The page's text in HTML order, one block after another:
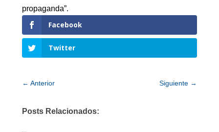
propaganda”.
Facebook
Twitter
← Anterior Siguiente →
Posts Relacionados: